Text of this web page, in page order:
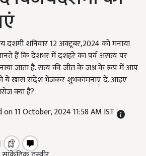
दशमी शनिवार 12 अक्टूबर,2024 को मनाया
हैं कि देशभर में दशहरे का पर्व असत्य पर
जाता है. सत्य की जीत के जश्न के रूप में आप
को ये खास संदेश भेजकर शुभकामनाएं दें. आइए
क्या है?
on 11 October, 2024 11:58 AM IST